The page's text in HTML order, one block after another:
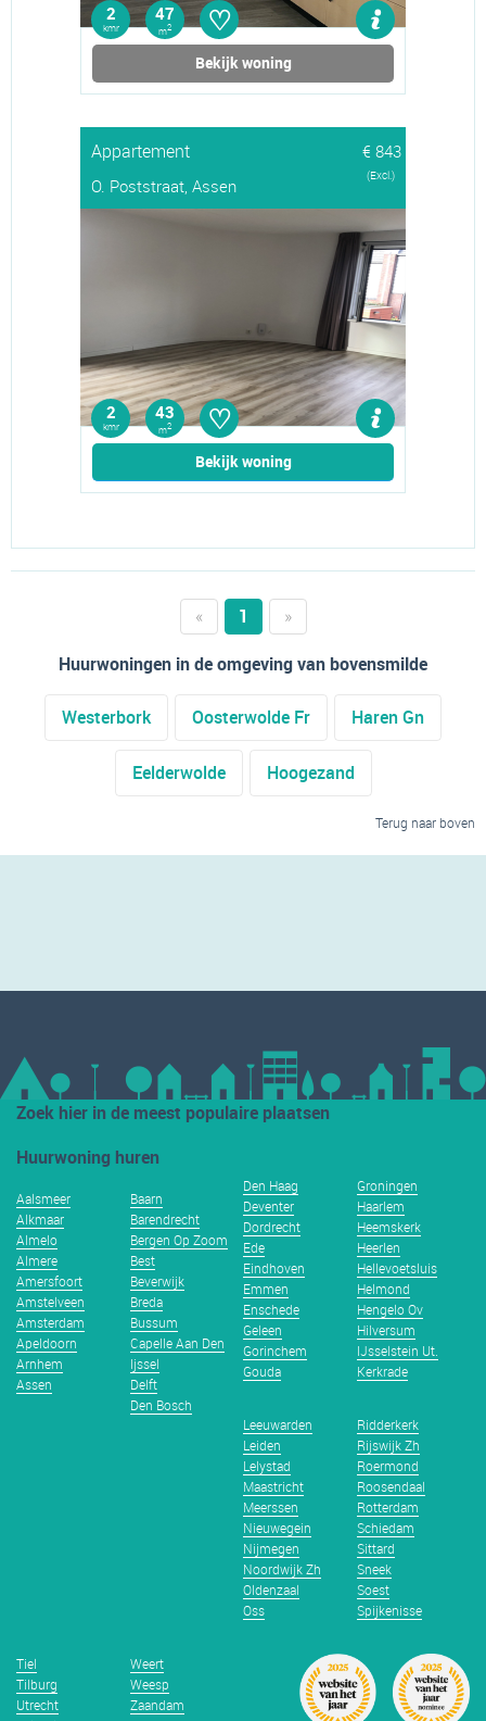
2
kmr
47
m2 ♡
Bekijk woning
Appartement
€ 843
O. Poststraat, Assen
(Excl.)
2
kmr
43
m2 ♡
Bekijk woning
« 1
»
Huurwoningen in de omgeving van bovensmilde
Westerbork Oosterwolde Fr Haren Gn
Eelderwolde Hoogezand
Terug naar boven
Zoek hier in de meest populaire plaatsen
Huurwoning huren
Aalsmeer
Alkmaar
Almelo
Almere
Amersfoort
Amstelveen
Amsterdam
Apeldoorn
Arnhem
Assen
Baarn
Barendrecht
Bergen Op Zoom
Best
Beverwijk
Breda
Bussum
Capelle Aan Den
Ijssel
Delft
Den Bosch
Den Haag
Deventer
Dordrecht
Ede
Eindhoven
Emmen
Enschede
Geleen
Gorinchem
Gouda
Groningen
Haarlem
Heemskerk
Heerlen
Hellevoetsluis
Helmond
Hengelo Ov
Hilversum
IJsselstein Ut.
Kerkrade
Leeuwarden
Leiden
Lelystad
Maastricht
Meerssen
Nieuwegein
Nijmegen
Noordwijk Zh
Oldenzaal
Oss
Ridderkerk
Rijswijk Zh
Roermond
Roosendaal
Rotterdam
Schiedam
Sittard
Sneek
Soest
Spijkenisse
Tiel
Tilburg
Utrecht
Weert
Weesp
Zaandam